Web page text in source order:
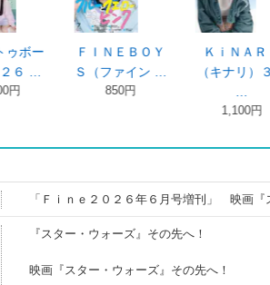
ターザン ２０２
６年６月１ …
ＴＨＥ ＲＡＫ
Ｅ ＪＡＰＡ …
ア
ッ
「Ｆｉｎｅ２０２６年６月号増刊」 映画『
『スター・ウォーズ』その先へ！
映画『スター・ウォーズ』その先へ！